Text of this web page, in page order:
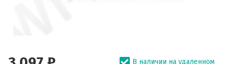
В наличии на удаленном